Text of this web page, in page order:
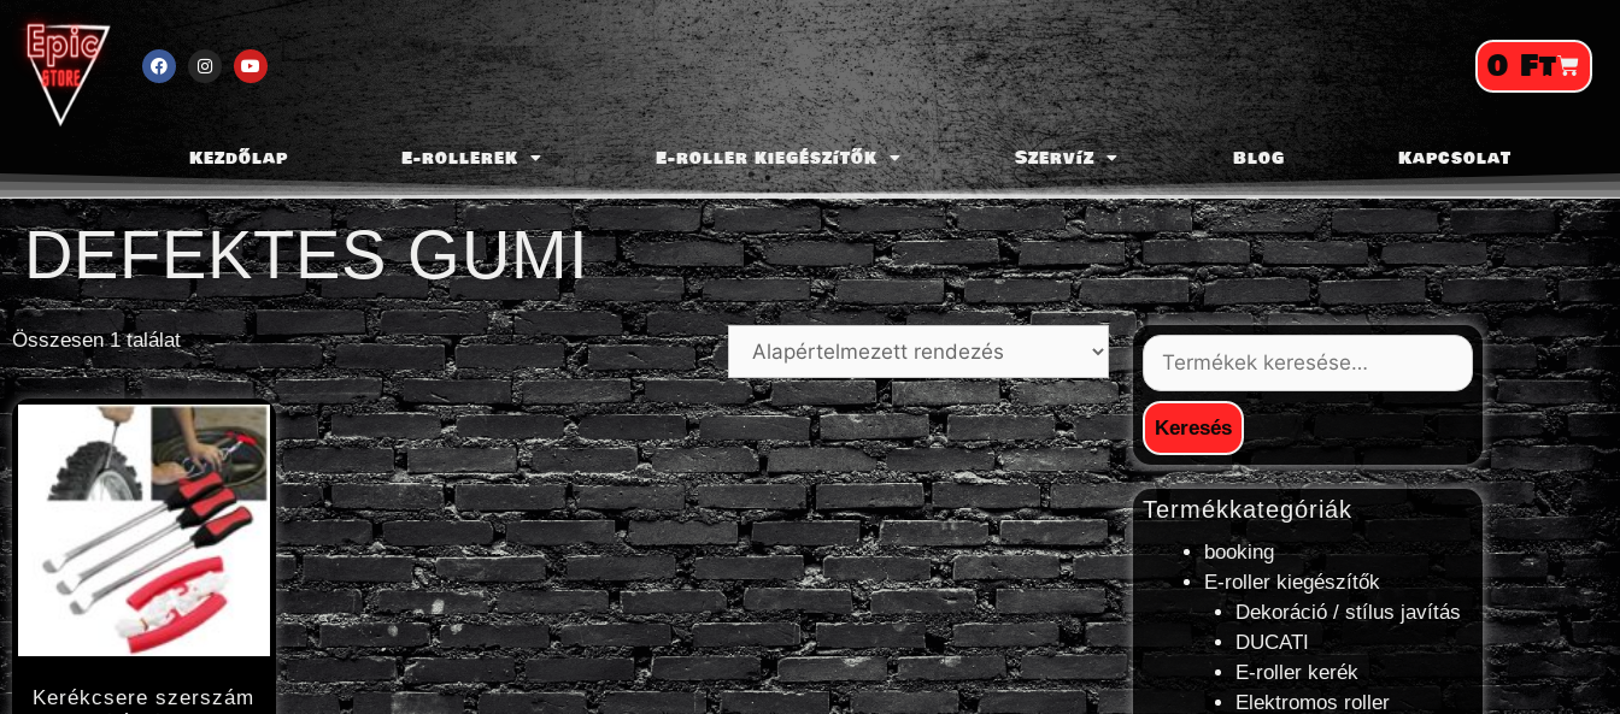
0 Ft
Kezdőlap E-rollerek E-roller kiegészítők Szervíz Blog Kapcsolat
DEFEKTES GUMI
Összesen 1 találat
Kerékcsere szerszám
Keresés
Termékkategóriák
booking
E-roller kiegészítők
Dekoráció / stílus javítás
DUCATI
E-roller kerék
Elektromos roller